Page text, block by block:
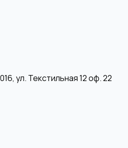
ул. Текстильная 12 оф. 22